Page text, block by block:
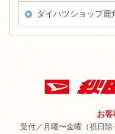
ダイハツショップ鹿
お
受付／月曜〜金曜（祝日除